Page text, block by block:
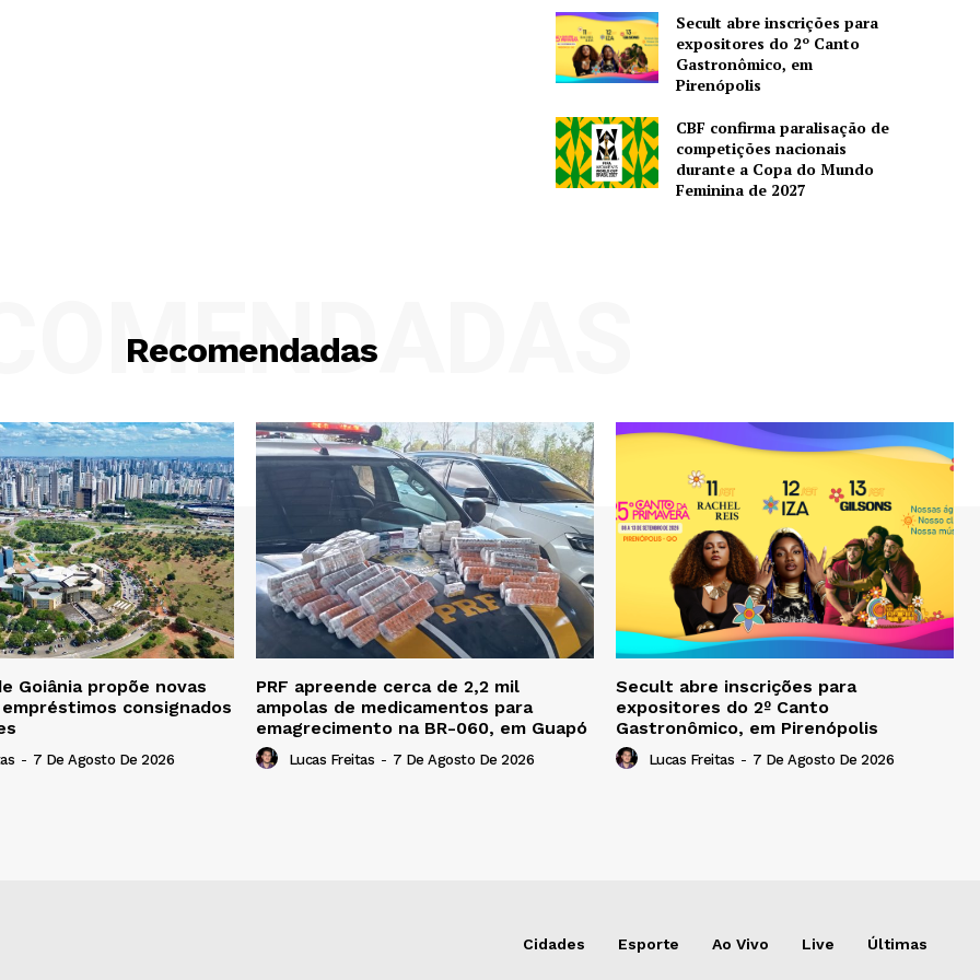
Secult abre inscrições para
expositores do 2º Canto
Gastronômico, em
Pirenópolis
CBF confirma paralisação de
competições nacionais
durante a Copa do Mundo
Feminina de 2027
Recomendadas
Goiânia propõe novas
consignados
- 7 De Agosto De 2026
PRF apreende cerca de 2,2 mil
ampolas de medicamentos para
emagrecimento na BR-060, em Guapó
Lucas Freitas - 7 De Agosto De 2026
Secult abre inscrições para
expositores do 2º Canto
Gastronômico, em Pirenópolis
Lucas Freitas - 7 De Agosto De 2026
Cidades Esporte Ao Vivo Live Últimas